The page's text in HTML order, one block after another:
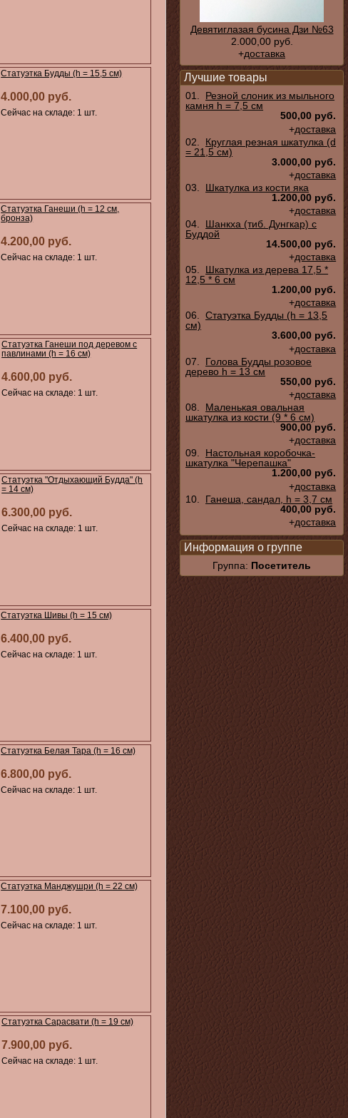
Статуэтка Будды (h = 15,5 см)
4.000,00 руб.
Сейчас на складе: 1 шт.
Статуэтка Ганеши (h = 12 см,
бронза)
4.200,00 руб.
Сейчас на складе: 1 шт.
Статуэтка Ганеши под деревом с
павлинами (h = 16 см)
4.600,00 руб.
Сейчас на складе: 1 шт.
Статуэтка "Отдыхающий Будда" (h
= 14 см)
6.300,00 руб.
Сейчас на складе: 1 шт.
Статуэтка Шивы (h = 15 см)
6.400,00 руб.
Сейчас на складе: 1 шт.
Статуэтка Белая Тара (h = 16 см)
6.800,00 руб.
Сейчас на складе: 1 шт.
Статуэтка Манджушри (h = 22 см)
7.100,00 руб.
Сейчас на складе: 1 шт.
Статуэтка Сарасвати (h = 19 см)
7.900,00 руб.
Сейчас на складе: 1 шт.
Девятиглазая бусина Дзи №63
2.000,00 руб.
+доставка
Лучшие товары
01. Резной слоник из мыльного
камня h = 7,5 см
500,00 руб.
+доставка
02. Круглая резная шкатулка (d
= 21,5 см)
3.000,00 руб.
+доставка
03. Шкатулка из кости яка
1.200,00 руб.
+доставка
04. Шанкха (тиб. Дунгкар) с
Буддой
14.500,00 руб.
+доставка
05. Шкатулка из дерева 17,5 *
12,5 * 6 см
1.200,00 руб.
+доставка
06.Статуэтка Будды (h = 13,5
см)
3.600,00 руб.
+доставка
07. Голова Будды розовое
дерево h = 13 см
550,00 руб.
+доставка
08. Маленькая овальная
шкатулка из кости (9 * 6 см)
900,00 руб.
+доставка
09. Настольная коробочка-
шкатулка "Черепашка"
1.200,00 руб.
+доставка
10. Ганеша, сандал, h = 3,7 см
400,00 руб.
+доставка
Информация о группе
Группа: Посетитель